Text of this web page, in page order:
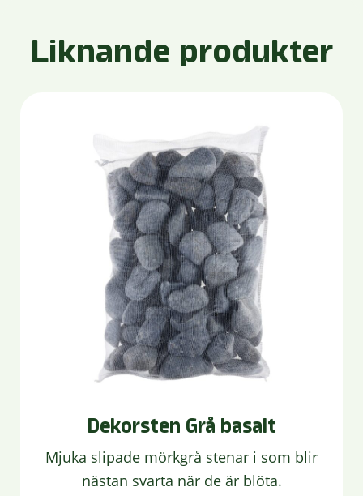
Liknande produkter
Dekorsten Grå basalt
Mjuka slipade mörkgrå stenar i som blir
nästan svarta när de är blöta.